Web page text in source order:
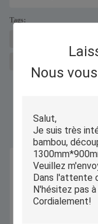
Nous
Tags: